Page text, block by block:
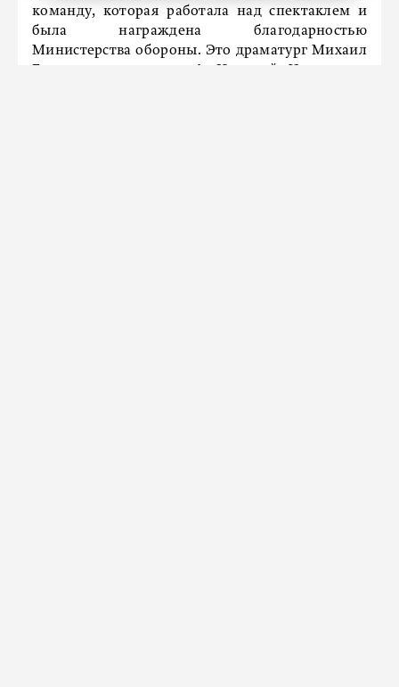
команду, которая работала над спектаклем и
была награждена благодарностью
Министерства обороны. Это драматург Михаил